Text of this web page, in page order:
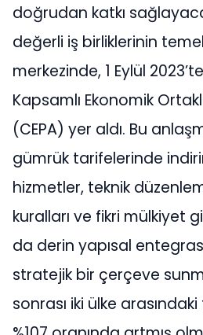
doğrudan katkı
değerli iş birliklerinin
merkezinde, 1 Eylül
Kapsamlı Ekonomik
(CEPA) yer aldı. Bu
gümrük tarifelerinde
hizmetler, teknik
kuralları ve fikri mülkiyet
da derin yapısal
stratejik bir çerçeve
sonrası iki ülke